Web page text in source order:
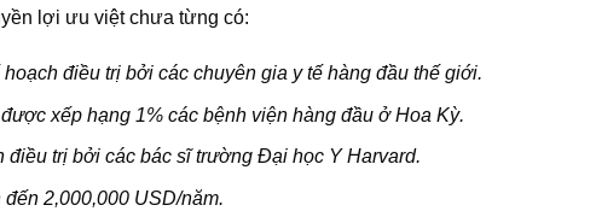
lợi ưu việt chưa từng có:
điều trị bởi các chuyên gia y tế hàng đầu thế giới.
xếp hạng 1% các bệnh viện hàng đầu ở Hoa Kỳ.
điều trị bởi các bác sĩ trường Đại học Y Harvard.
2,000,000 USD/năm.